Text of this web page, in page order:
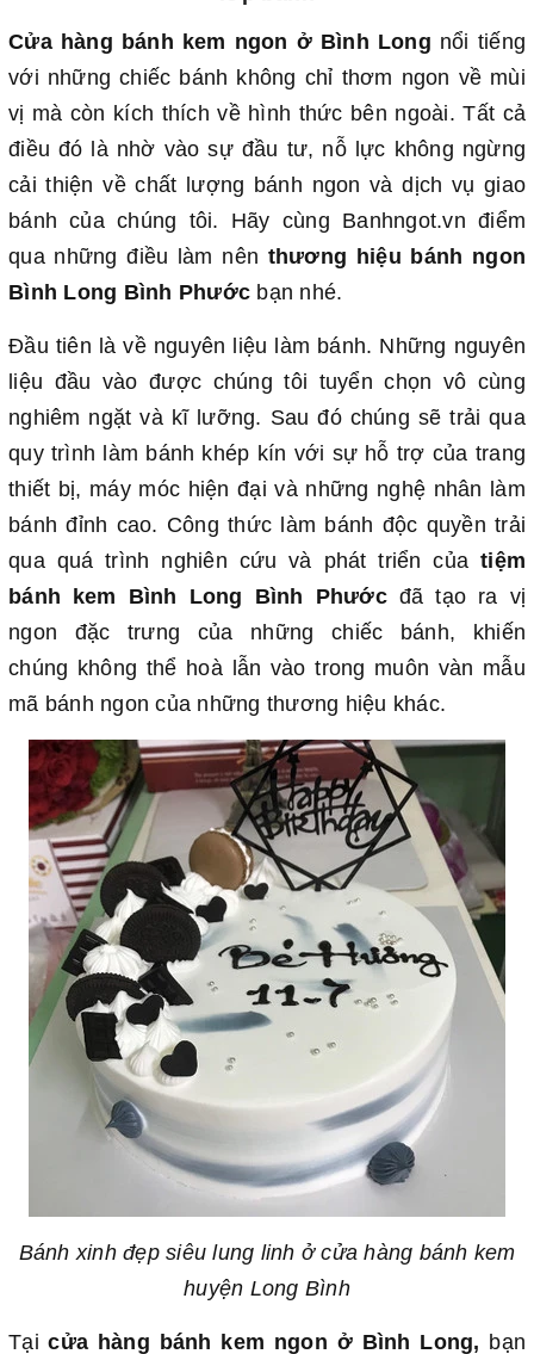
Cửa hàng bánh kem ngon ở Bình Long nổi tiếng
với những chiếc bánh không chỉ thơm ngon về mùi
vị mà còn kích thích về hình thức bên ngoài. Tất cả
điều đó là nhờ vào sự đầu tư, nỗ lực không ngừng
cải thiện về chất lượng bánh ngon và dịch vụ giao
bánh của chúng tôi. Hãy cùng Banhngot.vn điểm
qua những điều làm nên thương hiệu bánh ngon
Bình Long Bình Phước bạn nhé.
Đầu tiên là về nguyên liệu làm bánh. Những nguyên
liệu đầu vào được chúng tôi tuyển chọn vô cùng
nghiêm ngặt và kĩ lưỡng. Sau đó chúng sẽ trải qua
quy trình làm bánh khép kín với sự hỗ trợ của trang
thiết bị, máy móc hiện đại và những nghệ nhân làm
bánh đỉnh cao. Công thức làm bánh độc quyền trải
qua quá trình nghiên cứu và phát triển của tiệm
bánh kem Bình Long Bình Phướcđã tạo ra vị
ngon đặc trưng của những chiếc bánh, khiến
chúng không thể hoà lẫn vào trong muôn vàn mẫu
mã bánh ngon của những thương hiệu khác.
Bánh xinh đẹp siêu lung linh ở cửa hàng bánh kem
huyện Long Bình
Tạicửa hàng bánh kem ngon ở Bình Long, bạn